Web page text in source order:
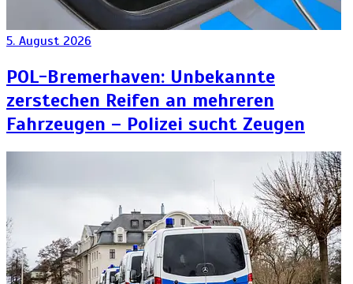
5. August 2026
POL-Bremerhaven: Unbekannte
zerstechen Reifen an mehreren
Fahrzeugen – Polizei sucht Zeugen